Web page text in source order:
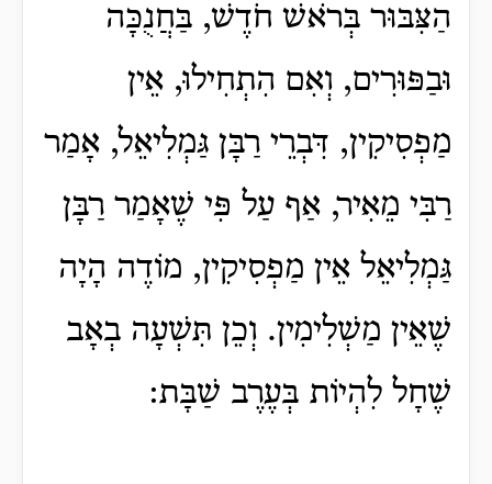
הַצִּבּוּר בְּרֹאשׁ חֹדֶשׁ, בַּחֲנֻכָּה
וּבַפּוּרִים, וְאִם הִתְחִילוּ, אֵין
מַפְסִיקִין, דִּבְרֵי רַבָּן גַּמְלִיאֵל, אָמַר
רַבִּי מֵאִיר, אַף עַל פִּי שֶׁאָמַר רַבָּן
גַּמְלִיאֵל אֵין מַפְסִיקִין, מוֹדֶה הָיָה
שֶׁאֵין מַשְׁלִימִין. וְכֵן תִּשְׁעָה בְאָב
שֶׁחָל לִהְיוֹת בְּעֶרֶב שַׁבָּת: